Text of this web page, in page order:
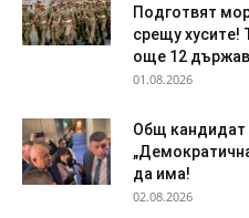
Подготвят
срещу хусите!
още 12
01.08.2026
Общ кандидат
да има!
02.08.2026